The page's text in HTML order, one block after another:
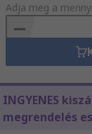
to
Basket
Adja meg a
INGYENES
megrendelés